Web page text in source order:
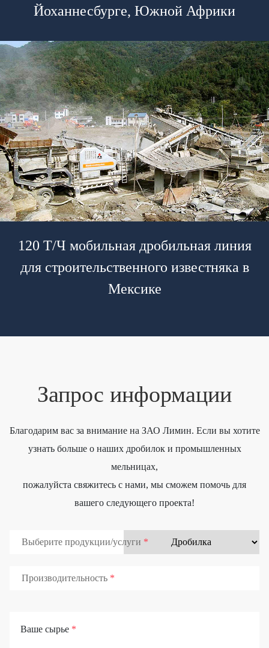
Йоханнесбурге, Южной Африки
120 Т/Ч мобильная дробильная линия
для строительственного известняка в
Мексике
Запрос информации
Благодарим вас за внимание на ЗАО Лимин. Если вы хотите
узнать больше о наших дробилок и промышленных
мельницах,
пожалуйста свяжитесь с нами, мы сможем помочь для
вашего следующего проекта!
Выберите продукции/услуги
Производительность
Ваше сырье *